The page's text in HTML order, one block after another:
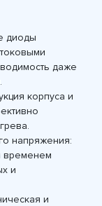
диоды
даже
корпуса и
напряжения:
временем
и
и